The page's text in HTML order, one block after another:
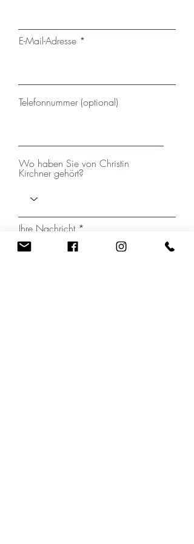
E-Mail-Adresse
Telefonnummer (optional)
Wo haben Sie von Christin
Kirchner gehört?
Ihre Nachricht